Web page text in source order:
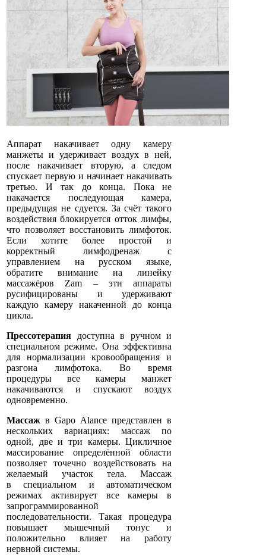
Аппарат накачивает одну камеру
манжеты и удерживает воздух в ней,
после накачивает вторую, а следом
спускает первую и начинает накачивать
третью. И так до конца. Пока не
накачается последующая камера,
предыдущая не сдуется. За счёт такого
воздействия блокируется отток лимфы,
что позволяет восстановить лимфоток.
Если хотите более простой и
корректный лимфодренаж с
управлением на русском языке,
обратите внимание на линейку
массажёров Zam – эти аппараты
русифицированы и удерживают
каждую камеру накаченной до конца
цикла.
Прессотерапия доступна в ручном и
специальном режиме. Она эффективна
для нормализации кровообращения и
разгона лимфотока. Во время
процедуры все камеры манжет
накачиваются и спускают воздух
одновременно.
Массаж в Gapo Alance представлен в
нескольких вариациях: массаж по
одной, две и три камеры. Цикличное
массирование определённой области
позволяет точечно воздействовать на
желаемый участок тела. Массаж
в специальном и автоматическом
режимах активирует все камеры в
запрограммированной
последовательности. Такая процедура
повышает мышечный тонус и
положительно влияет на работу
нервной системы.